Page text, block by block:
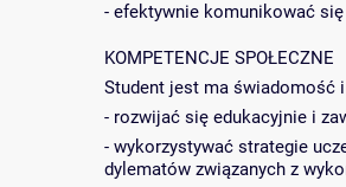
- efektywnie komunikować się
KOMPETENCJE SPOŁECZNE
Student jest ma świadomość
- rozwijać się edukacyjnie i
- wykorzystywać strategie
dylematów związanych z